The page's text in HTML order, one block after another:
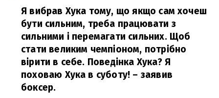
Я вибрав Хука тому, що якщо сам хочеш
бути сильним, треба працювати з
сильними і перемагати сильних. Щоб
стати великим чемпіоном, потрібно
вірити в себе. Поведінка Хука? Я
поховаю Хука в суботу! – заявив
боксер.